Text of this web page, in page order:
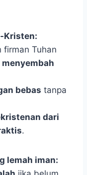
Kristen:
firman Tuhan
bebas tanpa
dari
.
lemah iman: